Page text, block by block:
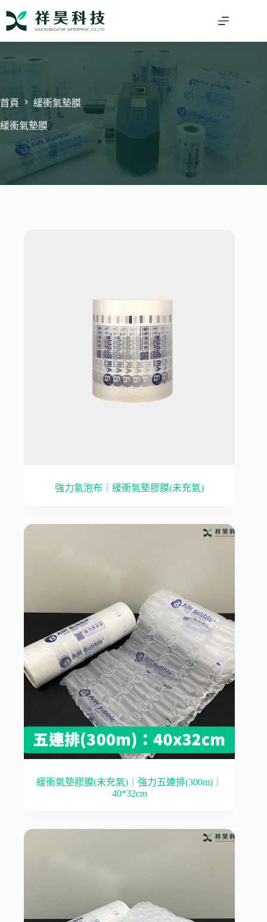
首頁 緩衝氣墊膜
緩衝氣墊膜
強力氣泡布｜緩衝氣墊膠膜(未充氣)
緩衝氣墊膠膜(未充氣)｜強力五連排(300m)｜
40*32cm